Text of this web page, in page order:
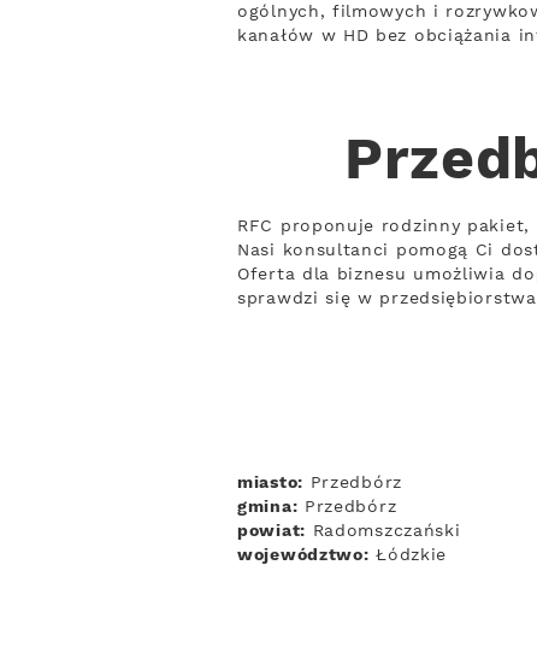
ogólnych, filmowych i
kanałów w HD bez obciążania
RFC proponuje rodzinny
Nasi konsultanci pomogą Ci
Oferta dla biznesu umożliwia
sprawdzi się w
miasto: Przedbórz
gmina: Przedbórz
powiat: Radomszczański
województwo: Łódzkie